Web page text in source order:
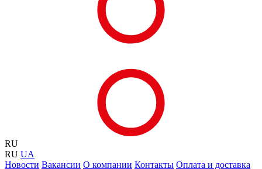
RU
RU UA
Новости Вакансии О компании Контакты Оплата и доставка